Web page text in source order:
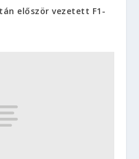
először vezetett F1-